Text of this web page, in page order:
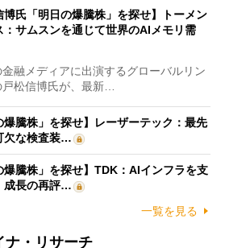
博氏「明日の爆騰株」を探せ】トーメン
：サムスンを通じて世界のAIメモリ需
融メディアに出演するグローバルリン
松信博氏が、最新…
爆騰株」を探せ】レーザーテック：最先
欠な検査装…
爆騰株」を探せ】TDK：AIインフラを支
成長の再評…
一覧を見る
ナ・リサーチ